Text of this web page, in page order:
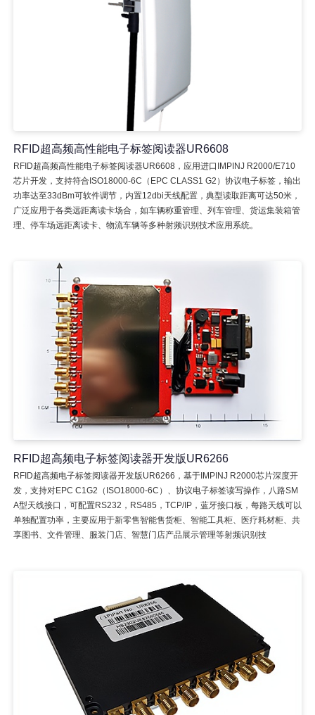
RFID超高频高性能电子标签阅读器UR6608
RFID超高频高性能电子标签阅读器UR6608，应用进口IMPINJ R2000/E710
芯片开发，支持符合ISO18000-6C（EPC CLASS1 G2）协议电子标签，输出
功率达至33dBm可软件调节，内置12dbi天线配置，典型读取距离可达50米，
广泛应用于各类远距离读卡场合，如车辆称重管理、列车管理、货运集装箱管
理、停车场远距离读卡、物流车辆等多种射频识别技术应用系统。
RFID超高频电子标签阅读器开发版UR6266
RFID超高频电子标签阅读器开发版UR6266，基于IMPINJ R2000芯片深度开
发，支持对EPC C1G2（ISO18000-6C）、协议电子标签读写操作，八路SM
A型天线接口，可配置RS232，RS485，TCP/IP，蓝牙接口板，每路天线可以
单独配置功率，主要应用于新零售智能售货柜、智能工具柜、医疗耗材柜、共
享图书、文件管理、服装门店、智慧门店产品展示管理等射频识别技